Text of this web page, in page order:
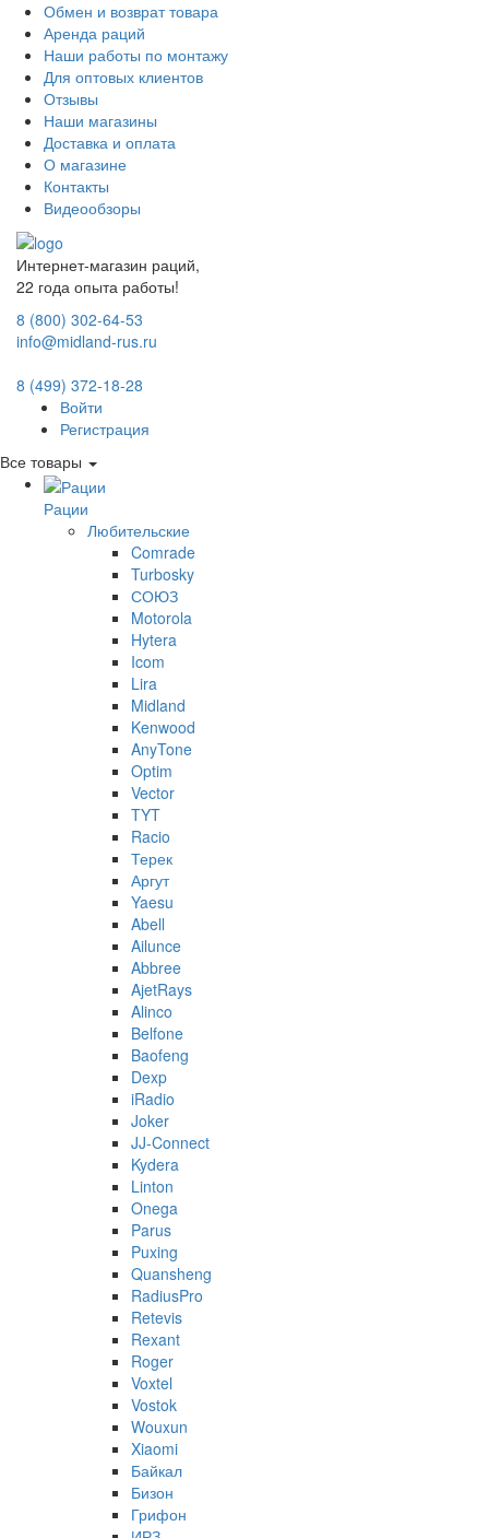
Обмен и возврат товара
Аренда раций
Наши работы по монтажу
Для оптовых клиентов
Отзывы
Наши магазины
Доставка и оплата
О магазине
Контакты
Видеообзоры
Интернет-магазин раций,
22 года опыта работы!
8 (800) 302-64-53
info@midland-rus.ru
8 (499) 372-18-28
Войти
Регистрация
Все товары
Рации
Любительские
Comrade
Turbosky
СОЮЗ
Motorola
Hytera
Icom
Lira
Midland
Kenwood
AnyTone
Optim
Vector
TYT
Racio
Терек
Аргут
Yaesu
Abell
Ailunce
Abbree
AjetRays
Alinco
Belfone
Baofeng
Dexp
iRadio
Joker
JJ-Connect
Kydera
Linton
Onega
Parus
Puxing
Quansheng
RadiusPro
Retevis
Rexant
Roger
Voxtel
Vostok
Wouxun
Xiaomi
Байкал
Бизон
Грифон